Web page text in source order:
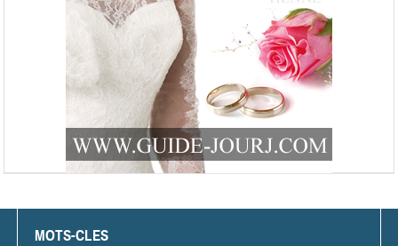
MOTS-CLES